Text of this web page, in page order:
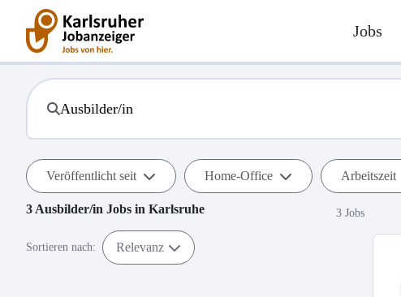
Jobs
Veröffentlicht seit Home-Office Arbeitszeit
3 Ausbilder/in Jobs in Karlsruhe 3 Jobs
Sortieren nach: Relevanz